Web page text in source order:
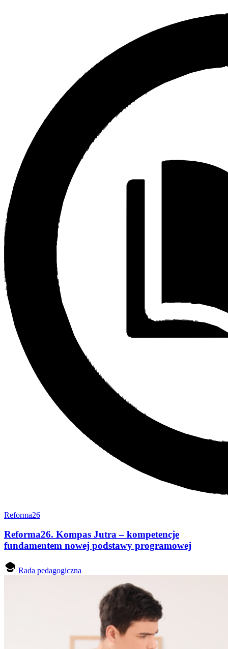
Reforma26
Reforma26. Kompas Jutra – kompetencje
fundamentem nowej podstawy programowej
Rada pedagogiczna